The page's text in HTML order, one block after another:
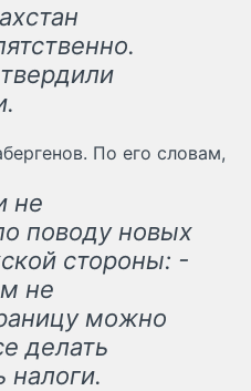
По его словам,
не
поводу новых
стороны: -
не
можно
делать
налоги.